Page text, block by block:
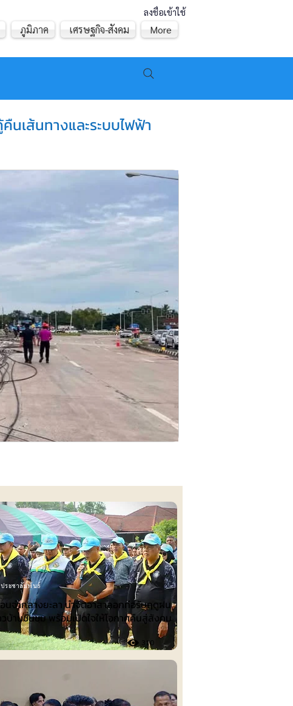
ลงชื่อเข้าใช้
ภูมิภาค เศรษฐกิจ-สังคม More
นเส้นทางและระบบไฟฟ้า
อนจำกลางยะลา นำจิตอาสาลอกท่อรับฤดูฝน
วบ้านชื่นชม พร้อมเปิดใจให้โอกาศคืนสู่สังคม
310
ระชาสัมพันธ์